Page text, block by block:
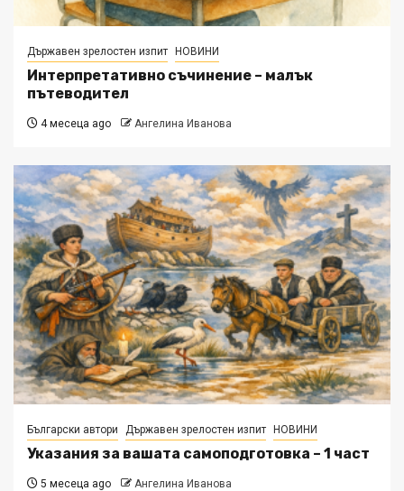
Държавен зрелостен изпит НОВИНИ
Интерпретативно съчинение – малък
пътеводител
4 месеца ago Ангелина Иванова
Български автори Държавен зрелостен изпит НОВИНИ
Указания за вашата самоподготовка – 1 част
5 месеца ago Ангелина Иванова